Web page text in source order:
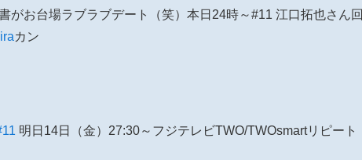
がお台場ラブラブデート（笑）本日24時～#11 江口拓也さん回
カン
明日14日（金）27:30～フジテレビTWO/TWOsmartリピート